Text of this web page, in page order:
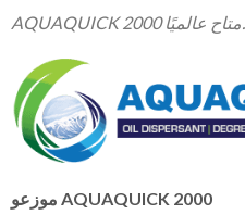
موزعو AQUAQUICK 2000